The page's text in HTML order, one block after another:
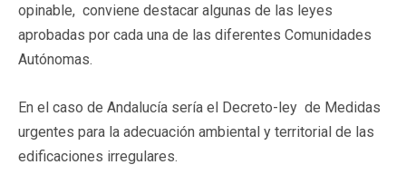
opinable, conviene destacar algunas de las leyes
aprobadas por cada una de las diferentes Comunidades
Autónomas.
En el caso de Andalucía sería el Decreto-ley de Medidas
urgentes para la adecuación ambiental y territorial de las
edificaciones irregulares.